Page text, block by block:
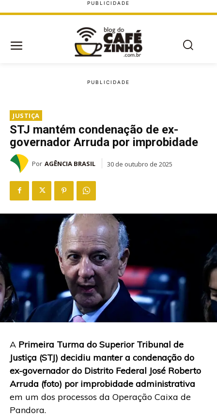
JUSTIÇA
STJ mantém condenação de ex-
governador Arruda por improbidade
Por AGÊNCIA BRASIL 30 de outubro de 2025
A Primeira Turma do Superior Tribunal de
Justiça (STJ) decidiu manter a condenação do
ex-governador do Distrito Federal José Roberto
Arruda (foto) por improbidade administrativa
em um dos processos da Operação Caixa de
Pandora.